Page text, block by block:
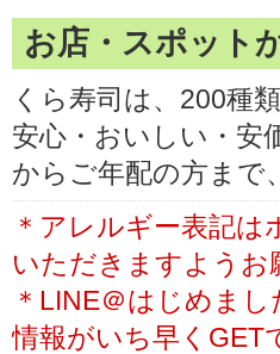
お店・スポット
くら寿司は、200種
安心・おいしい・安
からご年配の方まで
＊アレルギー表記
いただきますようお
＊LINE＠はじめま
情報がいち早くGET